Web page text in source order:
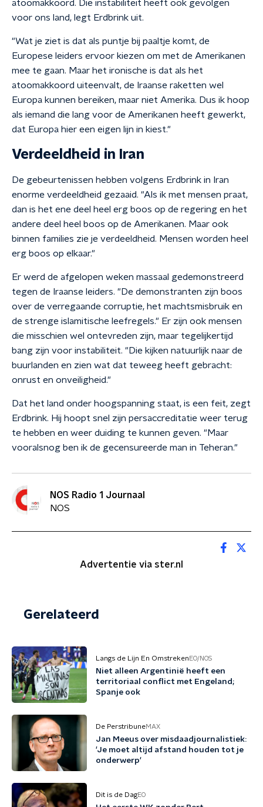
atoomakkoord. Die instabiliteit heeft ook gevolgen
voor ons land, legt Erdbrink uit.
"Wat je ziet is dat als puntje bij paaltje komt, de
Europese leiders ervoor kiezen om met de Amerikanen
mee te gaan. Maar het ironische is dat als het
atoomakkoord uiteenvalt, de Iraanse raketten wel
Europa kunnen bereiken, maar niet Amerika. Dus ik hoop
als iemand die lang voor de Amerikanen heeft gewerkt,
dat Europa hier een eigen lijn in kiest."
Verdeeldheid in Iran
De gebeurtenissen hebben volgens Erdbrink in Iran
enorme verdeeldheid gezaaid. "Als ik met mensen praat,
dan is het ene deel heel erg boos op de regering en het
andere deel heel boos op de Amerikanen. Maar ook
binnen families zie je verdeeldheid. Mensen worden heel
erg boos op elkaar."
Er werd de afgelopen weken massaal gedemonstreerd
tegen de Iraanse leiders. "De demonstranten zijn boos
over de verregaande corruptie, het machtsmisbruik en
de strenge islamitische leefregels." Er zijn ook mensen
die misschien wel ontevreden zijn, maar tegelijkertijd
bang zijn voor instabiliteit. "Die kijken natuurlijk naar de
buurlanden en zien wat dat teweeg heeft gebracht:
onrust en onveiligheid."
Dat het land onder hoogspanning staat, is een feit, zegt
Erdbrink. Hij hoopt snel zijn persaccreditatie weer terug
te hebben en weer duiding te kunnen geven. "Maar
vooralsnog ben ik de gecensureerde man in Teheran."
NOS Radio 1 Journaal
NOS
Advertentie via ster.nl
Gerelateerd
Langs de Lijn En Omstreken EO/NOS
Niet alleen Argentinië heeft een
territoriaal conflict met Engeland;
Spanje ook
De PerstribuneMAX
Jan Meeus over misdaadjournalistiek:
'Je moet altijd afstand houden tot je
onderwerp'
Dit is de DagEO